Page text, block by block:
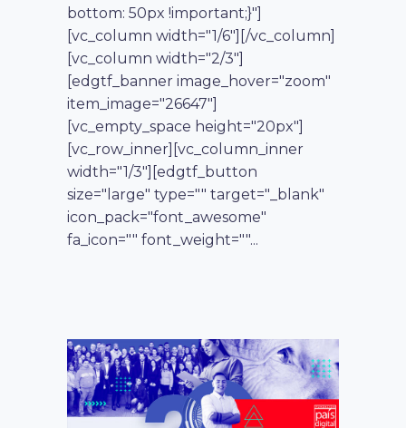
bottom: 50px !important;}"]
[vc_column width="1/6"][/vc_column]
[vc_column width="2/3"]
[edgtf_banner image_hover="zoom"
item_image="26647"]
[vc_empty_space height="20px"]
[vc_row_inner][vc_column_inner
width="1/3"][edgtf_button
size="large" type="" target="_blank"
icon_pack="font_awesome"
fa_icon="" font_weight=""...